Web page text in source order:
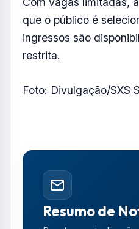
desenvolver projetos
Unidos para
“O SXS Summit Club
parte dele. Sua
resultados”, afirma
Com vagas limitadas,
que o público é